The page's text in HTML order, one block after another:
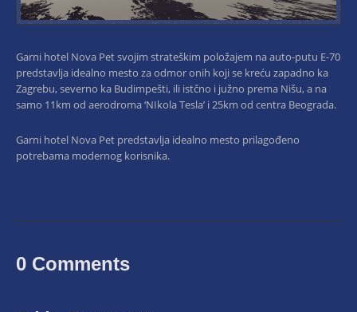
Garni hotel Nova Pet svojim strateškim položajem na auto-putu E-70
predstavlja idealno mesto za odmor onih koji se kreću zapadno ka
Zagrebu, severno ka Budimpešti, ili istčno i južno prema Nišu, a na
samo 11km od aerodroma ‘NIkola Tesla’ i 25km od centra Beograda.
Garni hotel Nova Pet predstavlja idealno mesto prilagođeno
potrebama modernog korisnika.
0 Comments